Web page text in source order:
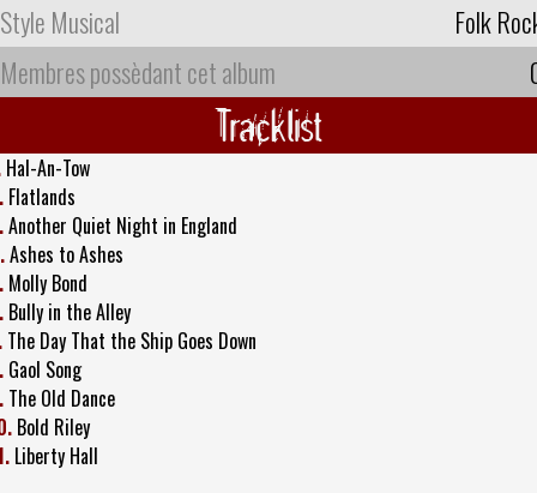
Style Musical
Folk
Membres possèdant cet album
Tracklist
Hal-An-Tow
Flatlands
Another Quiet Night in England
Ashes to Ashes
Molly Bond
Bully in the Alley
The Day That the Ship Goes Down
Gaol Song
The Old Dance
Bold Riley
Liberty Hall